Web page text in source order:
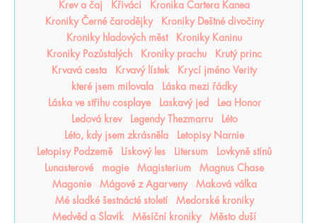
Krev a čaj Křiváci
Kronika Cartera Kanea
Kroniky Černé čarodějky
Kroniky Deštné divočiny
Kroniky hladových měst
Kroniky Kaninu
Kroniky Pozůstalých
Kroniky prachu
Krutý princ
Krvavá cesta
Krvavý lístek
Krycí jméno Verity
které jsem milovala
Láska mezi řádky
Láska ve střihu cosplaye
Laskavý jed
Lea Honor
Ledová krev
Legendy Thezmarru
Léto
Léto, kdy jsem zkrásněla
Letopisy Narnie
Letopisy Podzemě
Lískový les Litersum
Lovkyně stínů
Lunasterové
magie Magisterium
Magnus Chase
Magonie
Mágové z Agarveny
Maková válka
Mé sladké šestnácté století
Medorské kroniky
Medvěd a Slavík
Měsíční kroniky
Město duší